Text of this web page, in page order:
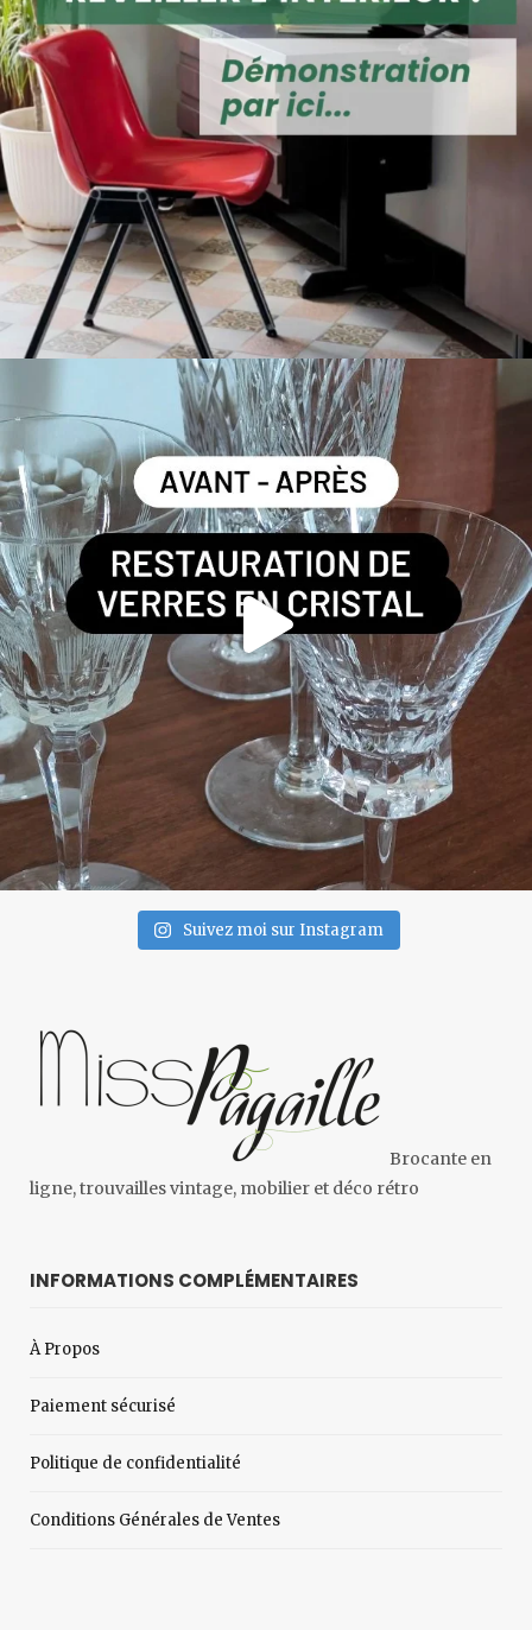
Suivez moi sur Instagram
Brocante en
ligne, trouvailles vintage, mobilier et déco rétro
INFORMATIONS COMPLÉMENTAIRES
À Propos
Paiement sécurisé
Politique de confidentialité
Conditions Générales de Ventes